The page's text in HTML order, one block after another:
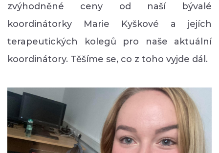
zvýhodněné ceny od naší bývalé
koordinátorky Marie Kyškové a jejích
terapeutických kolegů pro naše aktuální
koordinátory. Těšíme se, co z toho vyjde dál.